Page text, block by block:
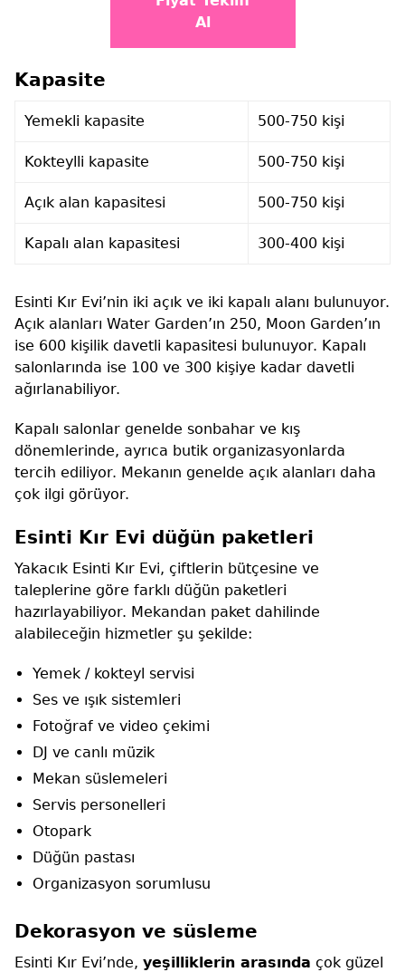
Al
Kapasite
Yemekli kapasite 500-750 kişi
Kokteylli kapasite 500-750 kişi
Açık alan kapasitesi 500-750 kişi
Kapalı alan kapasitesi 300-400 kişi
Esinti Kır Evi’nin iki açık ve iki kapalı alanı bulunuyor.
Açık alanları Water Garden’ın 250, Moon Garden’ın
ise 600 kişilik davetli kapasitesi bulunuyor. Kapalı
salonlarında ise 100 ve 300 kişiye kadar davetli
ağırlanabiliyor.
Kapalı salonlar genelde sonbahar ve kış
dönemlerinde, ayrıca butik organizasyonlarda
tercih ediliyor. Mekanın genelde açık alanları daha
çok ilgi görüyor.
Esinti Kır Evi düğün paketleri
Yakacık Esinti Kır Evi, çiftlerin bütçesine ve
taleplerine göre farklı düğün paketleri
hazırlayabiliyor. Mekandan paket dahilinde
alabileceğin hizmetler şu şekilde:
Yemek / kokteyl servisi
Ses ve ışık sistemleri
Fotoğraf ve video çekimi
DJ ve canlı müzik
Mekan süslemeleri
Servis personelleri
Otopark
Düğün pastası
Organizasyon sorumlusu
Dekorasyon ve süsleme
Esinti Kır Evi’nde, yeşilliklerin arasında çok güzel